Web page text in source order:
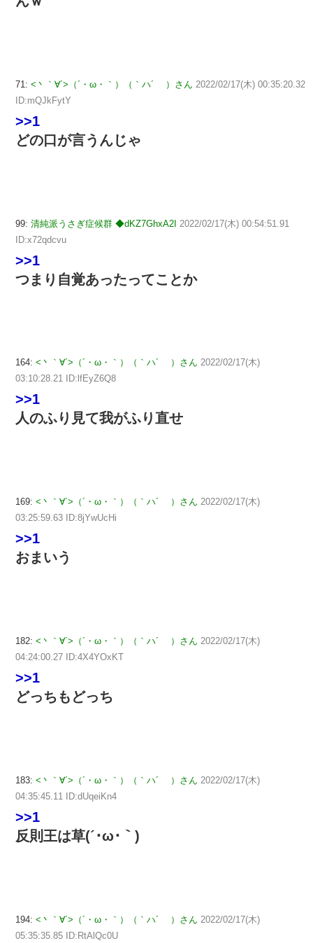
71: <丶｀∀´>（´・ω・｀）（｀ハ´ ）さん 2022/02/17(木) 00:35:20.32
ID:mQJkFytY
>>1
どの口が言うんじゃ
99: 清純派うさぎ症候群 ◆dKZ7GhxA2I 2022/02/17(木) 00:54:51.91
ID:x72qdcvu
>>1
つまり自覚あったってことか
164: <丶｀∀´>（´・ω・｀）（｀ハ´ ）さん 2022/02/17(木)
03:10:28.21 ID:lfEyZ6Q8
>>1
人のふり見て我がふり直せ
169: <丶｀∀´>（´・ω・｀）（｀ハ´ ）さん 2022/02/17(木)
03:25:59.63 ID:8jYwUcHi
>>1
おまいう
182: <丶｀∀´>（´・ω・｀）（｀ハ´ ）さん 2022/02/17(木)
04:24:00.27 ID:4X4YOxKT
>>1
どっちもどっち
183: <丶｀∀´>（´・ω・｀）（｀ハ´ ）さん 2022/02/17(木)
04:35:45.11 ID:dUqeiKn4
>>1
反則王は草(´･ω･｀)
194: <丶｀∀´>（´・ω・｀）（｀ハ´ ）さん 2022/02/17(木)
05:35:35.85 ID:RtAlQc0U